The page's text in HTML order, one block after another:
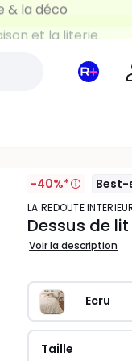
et la literie
Mon
-40%* Best-
LA REDOUTE
Dessus de
Voir la description
Ecru
Taille